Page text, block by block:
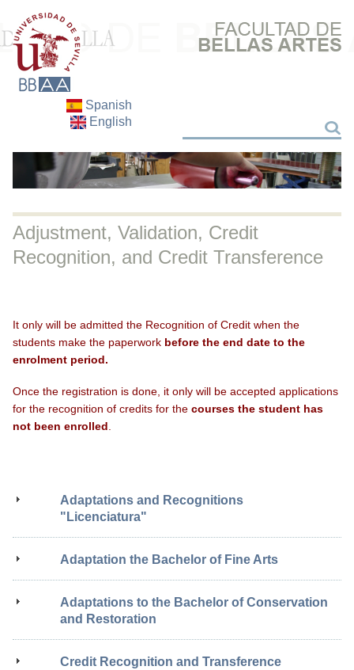
Spanish
English
Search
Adjustment, Validation, Credit
Recognition, and Credit Transference
It only will be admitted the Recognition of Credit when the
students make the paperwork before the end date to the
enrolment period.
Once the registration is done, it only will be accepted applications
for the recognition of credits for the courses the student has
not been enrolled
Adaptations and Recognitions
"Licenciatura"
Adaptation the Bachelor of Fine Arts
Adaptations to the Bachelor of Conservation
and Restoration
Credit Recognition and Transference